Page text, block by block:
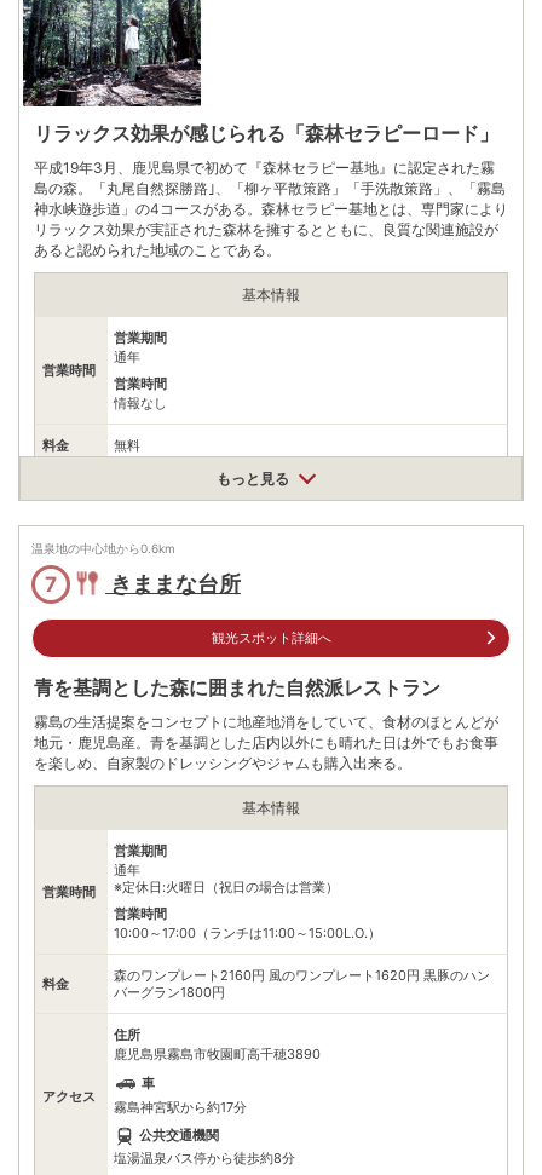
電話番号
09955455111
※問い合わせ先：霧島市観光課
※ 掲載情報は変更になる場合があります。最新の内容はご利用前にご自身でお
問合せください。
※ 料金情報は税込・税抜表記が混ざっております。正しい金額はご利用前にご
自身でお問合せください。
リラックス効果が感じられる「森林セラピーロード」
平成19年3月、鹿児島県で初めて『森林セラピー基地』に認定された霧
島の森。「丸尾自然探勝路｣、「柳ヶ平散策路」「手洗散策路」、「霧島
神水峡遊歩道」の4コースがある。森林セラピー基地とは、専門家により
リラックス効果が実証された森林を擁するとともに、良質な関連施設が
あると認められた地域のことである。
基本情報
営業時間
営業期間
通年
営業時間
情報なし
料金 無料
アクセス
鹿児島県霧島市牧園町高千穂
九州自動車道溝辺鹿児島空港ICから車で約30分JR肥薩線霧島温
泉駅から車で約15分
JR日豊本線霧島神宮駅から鹿児島交通霧島いわさきホテル行き
バスで約30分､丸尾下車､徒歩約5分､ほか
駐車場 情報なし
電話番号
0995455111
※問い合わせ先：霧島市観光課
※ 掲載情報は変更になる場合があります。最新の内容はご利用前にご自身でお
※ 料金情報は税込・税抜表記が混ざっております。正しい金額はご利用前にご
自身でお問合せください。
もっと見る
温泉地の中心地から0.6km
7 きままな台所
観光スポット詳細へ
青を基調とした森に囲まれた自然派レストラン
霧島の生活提案をコンセプトに地産地消をしていて、食材のほとんどが
地元・鹿児島産。青を基調とした店内以外にも晴れた日は外でもお食事
を楽しめ、自家製のドレッシングやジャムも購入出来る。
基本情報
営業時間
営業期間
通年
※定休日:火曜日（祝日の場合は営業）
営業時間
10:00～17:00（ランチは11:00～15:00L.O.）
料金
森のワンプレート2160円 風のワンプレート1620円 黒豚のハン
バーグラン1800円
アクセス
住所
鹿児島県霧島市牧園町高千穂3890
車
霧島神宮駅から約17分
公共交通機関
塩湯温泉バス停から徒歩約8分